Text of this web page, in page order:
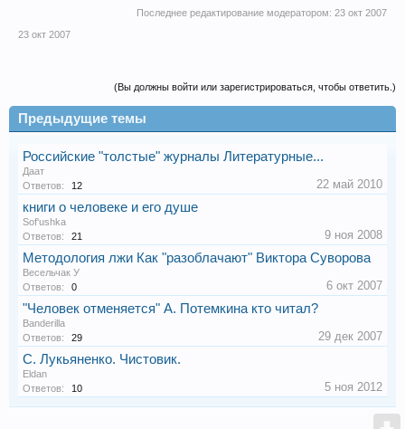
Последнее редактирование модератором: 23 окт 2007
23 окт 2007
(Вы должны войти или зарегистрироваться, чтобы ответить.)
Предыдущие темы
Российские "толстые" журналы Литературные...
Даат
Ответов:
12 22 май 2010
книги о человеке и его душе
Sof'ushka
Ответов:
21 9 ноя 2008
Методология лжи Как "разоблачают" Виктора Суворова
Весельчак У
Ответов:
0 6 окт 2007
"Человек отменяется" А. Потемкина кто читал?
Banderilla
Ответов:
29 29 дек 2007
С. Лукьяненко. Чистовик.
Eldan
Ответов:
10 5 ноя 2012